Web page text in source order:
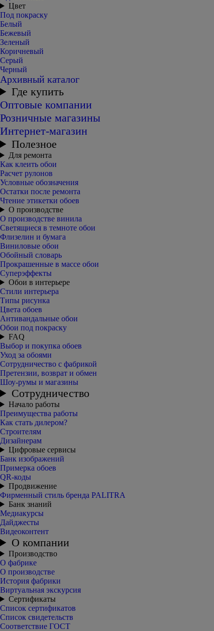
Цвет
Под покраску
Белый
Бежевый
Зеленый
Коричневый
Серый
Черный
Архивный каталог
Где купить
Оптовые компании
Розничные магазины
Интернет-магазин
Полезное
Для ремонта
Как клеить обои
Расчет рулонов
Условные обозначения
Остатки после ремонта
Чтение этикетки обоев
О производстве
О производстве винила
Светящиеся в темноте обои
Флизелин и бумага
Виниловые обои
Обойный словарь
Прокрашенные в массе обои
Суперэффекты
Обои в интерьере
Стили интерьера
Типы рисунка
Цвета обоев
Антивандальные обои
Обои под покраску
FAQ
Выбор и покупка обоев
Уход за обоями
Сотрудничество с фабрикой
Претензии, возврат и обмен
Шоу-румы и магазины
Сотрудничество
Начало работы
Преимущества работы
Как стать дилером?
Строителям
Дизайнерам
Цифровые сервисы
Банк изображений
Примерка обоев
QR-коды
Продвижение
Фирменный стиль бренда PALITRA
Банк знаний
Медиакурсы
Дайджесты
Видеоконтент
О компании
Производство
О фабрике
О производстве
История фабрики
Виртуальная экскурсия
Сертификаты
Список сертификатов
Список свидетельств
Соответствие ГОСТ